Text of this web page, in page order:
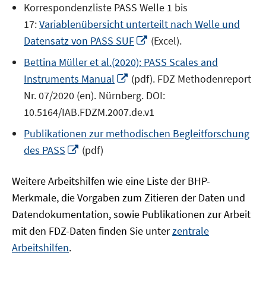
Korrespondenzliste PASS Welle 1 bis
17:Variablenübersicht unterteilt nach Welle und
Datensatz von PASS SUF
In
Fenster
öffnen
(Excel).
Bettina Müller et al.(2020): PASS Scales and
Instruments Manual
In
neuem
Fenster
öffnen
(pdf). FDZ Methodenreport
Nr. 07/2020 (en). Nürnberg. DOI:
10.5164/IAB.FDZM.2007.de.v1
Publikationen zur methodischen Begleitforschung
des PASS
In
Fenster
öffnen
(pdf)
Weitere Arbeitshilfen wie eine Liste der BHP-
Merkmale, die Vorgaben zum Zitieren der Daten und
Datendokumentation, sowie Publikationen zur Arbeit
mit den FDZ-Daten finden Sie unterzentrale
Arbeitshilfen.